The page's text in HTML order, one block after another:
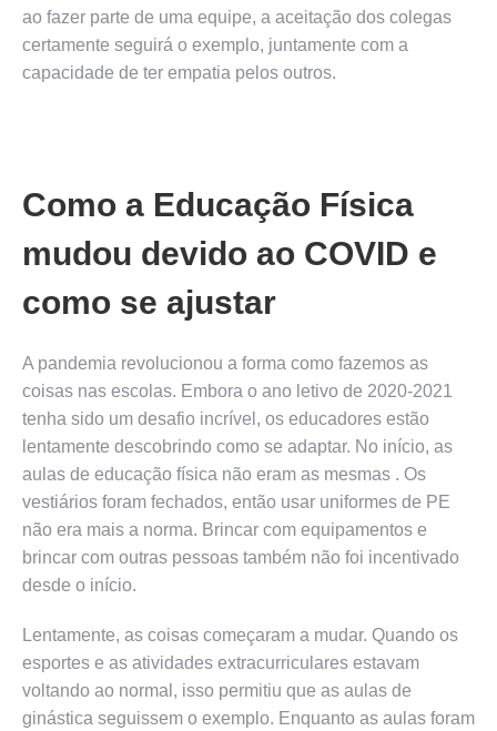
ao fazer parte de uma equipe, a aceitação dos colegas
certamente seguirá o exemplo, juntamente com a
capacidade de ter empatia pelos outros.
Como a Educação Física
mudou devido ao COVID e
como se ajustar
A pandemia revolucionou a forma como fazemos as
coisas nas escolas. Embora o ano letivo de 2020-2021
tenha sido um desafio incrível, os educadores estão
lentamente descobrindo como se adaptar. No início, as
aulas de educação física não eram as mesmas . Os
vestiários foram fechados, então usar uniformes de PE
não era mais a norma. Brincar com equipamentos e
brincar com outras pessoas também não foi incentivado
desde o início.
Lentamente, as coisas começaram a mudar. Quando os
esportes e as atividades extracurriculares estavam
voltando ao normal, isso permitiu que as aulas de
ginástica seguissem o exemplo. Enquanto as aulas foram